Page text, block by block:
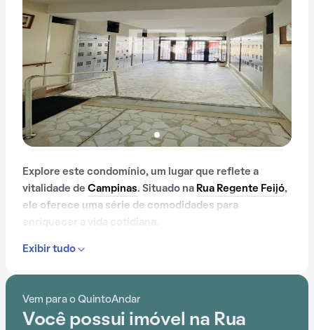
Explore este condomínio, um lugar que reflete a
vitalidade de Campinas. Situado na Rua Regente Feijó,
ele oferece uma série de comodidades para
gás encanado, este condomínio oferece um ambiente
A conveniência é acentuada pela sua localização
Exibir tudo
Vem para o QuintoAndar
Você possui imóvel na Rua